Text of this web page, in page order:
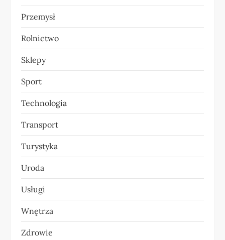
Przemysł
Rolnictwo
Sklepy
Sport
Technologia
Transport
Turystyka
Uroda
Usługi
Wnętrza
Zdrowie